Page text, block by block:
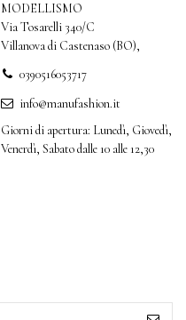
MODELLISMO
Via Tosarelli 340/C
Villanova di Castenaso (BO),
0390516053717
info@manufashion.it
Giorni di apertura: Lunedì, Giovedì,
Venerdì, Sabato dalle 10 alle 12,30